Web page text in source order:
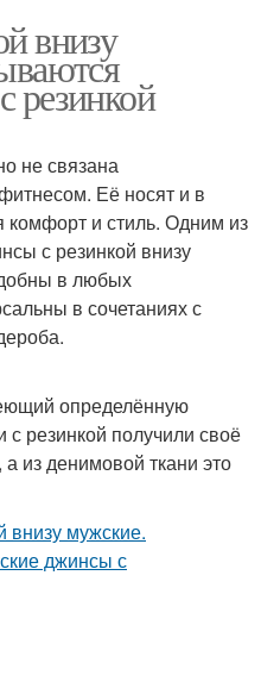
внизу
резинкой
не связана
Её носят и в
комфорт и стиль. Одним из
с резинкой внизу
в любых
в сочетаниях с
определённую
резинкой получили своё
из денимовой ткани это